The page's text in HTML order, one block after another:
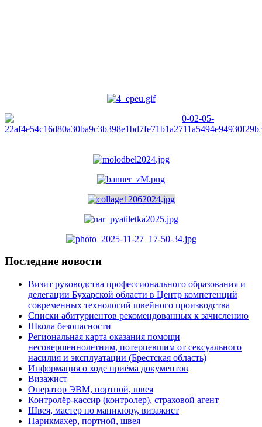
Последние новости
Визит руководства профессионального образования и
делегации Бухарской области в Центр компетенций
современных технологий швейного производства
Списки абитуриентов рекомендованных к зачислению
Школа безопасности
Региональная карта оказания помощи
несовершеннолетним, потерпевшим от сексуального
насилия и эксплуатации (Брестская область)
Информация о ходе приёма документов
Визажист
Оператор ЭВМ, портной, швея
Контролёр-кассир (контролер), страховой агент
Швея, мастер по маникюру, визажист
Парикмахер, портной, швея